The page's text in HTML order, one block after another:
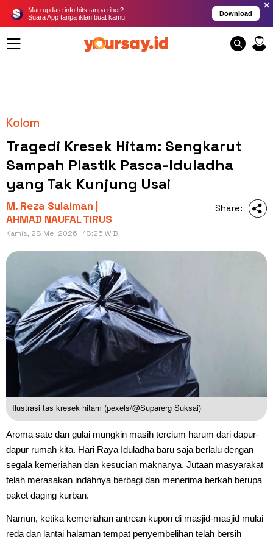
Mau update info hits tanpa ribet?
Suara App tanpa iklan buat kamu!
Download
×
Kolom
Tragedi Kresek Hitam: Sengkarut
Sampah Plastik Pasca-Iduladha
yang Tak Kunjung Usai
M. Reza Sulaiman |
AHMAD NAUFAL TIRUS
Kamis, 28 Mei 2026 | 18:25 WIB
Share:
Ilustrasi tas kresek hitam (pexels/@Suparerg Suksai)
Aroma sate dan gulai mungkin masih tercium harum dari dapur-
dapur rumah kita. Hari Raya Iduladha baru saja berlalu dengan
segala kemeriahan dan kesucian maknanya. Jutaan masyarakat
telah merasakan indahnya berbagi dan menerima berkah berupa
paket daging kurban.
Namun, ketika kemeriahan antrean kupon di masjid-masjid mulai
reda dan lantai halaman tempat penyembelihan telah bersih